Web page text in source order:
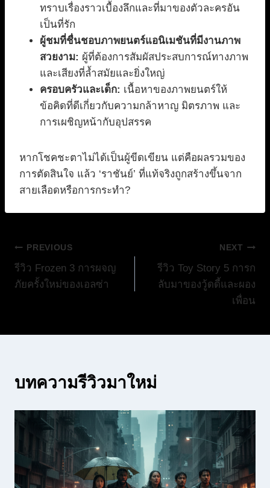
ทราบเรื่องราวเบื้องลึกและที่มาของตัวละครอัน
เป็นที่รัก
ผู้ชมที่ชื่นชอบภาพยนตร์แอนิเมชันที่มีงานภาพ
สวยงาม: ผู้ที่ต้องการสัมผัสประสบการณ์ทางภาพ
และเสียงที่ล้ำสมัยและยิ่งใหญ่
ครอบครัวและเด็ก: เนื้อหาของภาพยนตร์ให้
ข้อคิดที่ดีเกี่ยวกับความกล้าหาญ มิตรภาพ และ
การเผชิญหน้ากับอุปสรรค
หากโชคชะตาไม่ได้เป็นผู้ขีดเขียน แต่คือผลรวมของ
การตัดสินใจ แล้ว ‘ราชันย์’ ที่แท้จริงถูกสร้างขึ้นจาก
สายเลือดหรือการกระทำ?
แนะแนว
เรื่อง
PREVIOUS
รีวิว Frozen 3 การผจญ
ภัยครั้งใหม่ของเอลซ่า
NEXT
รีวิว Toy Story 5 การก
ลับมาของวู้ดดี้และผอง
เพื่อน
บทความรีวิวมาใหม่